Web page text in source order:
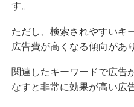
す。
ただし、検索されやすいキ
広告費が高くなる傾向があ
関連したキーワードで広告
なすと非常に効果が高い広